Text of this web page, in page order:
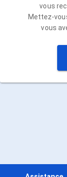
vous
Mettez-
vous